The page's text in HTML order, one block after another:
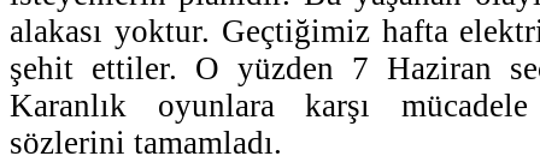
alakası yoktur. Geçtiğimiz hafta
şehit ettiler. O yüzden 7 Haziran
Karanlık oyunlara karşı
sözlerini tamamladı.